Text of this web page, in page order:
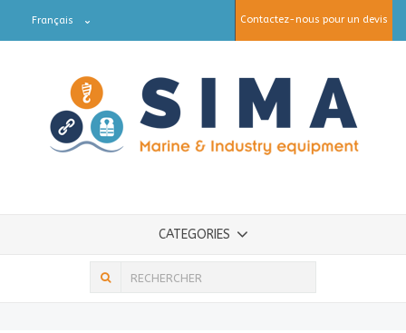
Français Contactez-nous pour un devis
CATEGORIES